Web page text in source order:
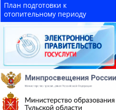
План подготовки к
отопительному периоду